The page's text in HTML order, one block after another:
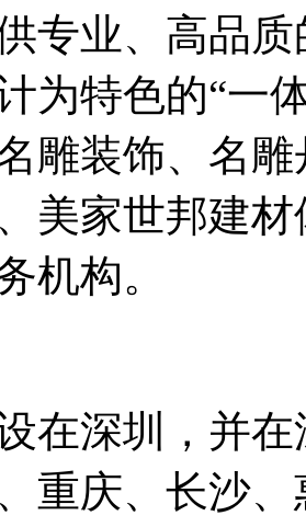
专业、高品
为特色的“一
雕装饰、名
美家世邦建
机构。
深圳，并在
重庆、长沙